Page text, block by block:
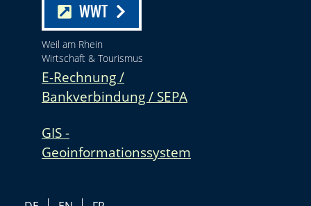
WWT
Weil am Rhein
Wirtschaft & Tourismus
E-Rechnung /
Bankverbindung / SEPA
GIS -
Geoinformationssystem